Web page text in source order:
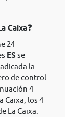
Caixa❓
24
ES se
la
de control
4
Caixa; los 4
La Caixa.